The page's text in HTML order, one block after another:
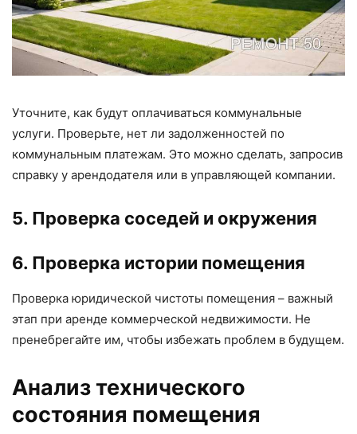
Уточните, как будут оплачиваться коммунальные
услуги. Проверьте, нет ли задолженностей по
коммунальным платежам. Это можно сделать, запросив
справку у арендодателя или в управляющей компании.
5. Проверка соседей и окружения
6. Проверка истории помещения
Проверка юридической чистоты помещения – важный
этап при аренде коммерческой недвижимости. Не
пренебрегайте им, чтобы избежать проблем в будущем.
Анализ технического
состояния помещения